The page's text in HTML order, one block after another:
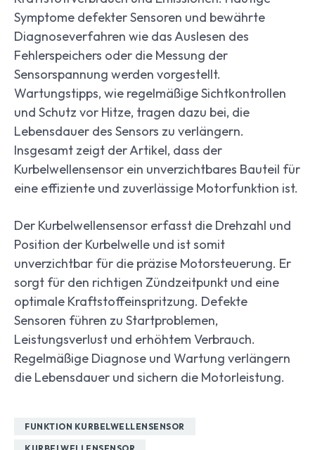
Symptome defekter Sensoren und bewährte
Diagnoseverfahren wie das Auslesen des
Fehlerspeichers oder die Messung der
Sensorspannung werden vorgestellt.
Wartungstipps, wie regelmäßige Sichtkontrollen
und Schutz vor Hitze, tragen dazu bei, die
Lebensdauer des Sensors zu verlängern.
Insgesamt zeigt der Artikel, dass der
Kurbelwellensensor ein unverzichtbares Bauteil für
eine effiziente und zuverlässige Motorfunktion ist.
Der Kurbelwellensensor erfasst die Drehzahl und
Position der Kurbelwelle und ist somit
unverzichtbar für die präzise Motorsteuerung. Er
sorgt für den richtigen Zündzeitpunkt und eine
optimale Kraftstoffeinspritzung. Defekte
Sensoren führen zu Startproblemen,
Leistungsverlust und erhöhtem Verbrauch.
Regelmäßige Diagnose und Wartung verlängern
die Lebensdauer und sichern die Motorleistung.
FUNKTION KURBELWELLENSENSOR